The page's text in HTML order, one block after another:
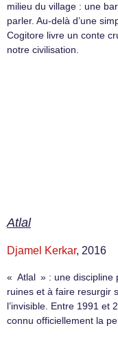
milieu du village : une
parler. Au-delà d’une
Cogitore livre un conte
notre civilisation.
Atlal
Djamel Kerkar, 2016
« Atlal » : une discipline
ruines et à faire resurgir
l’invisible. Entre 1991 et
connu officiellement la